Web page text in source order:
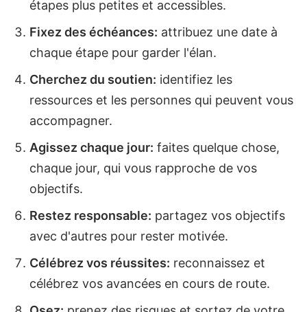
étapes plus petites et accessibles.
Fixez des échéances: attribuez une date à
chaque étape pour garder l'élan.
Cherchez du soutien: identifiez les
ressources et les personnes qui peuvent vous
accompagner.
Agissez chaque jour: faites quelque chose,
chaque jour, qui vous rapproche de vos
objectifs.
Restez responsable: partagez vos objectifs
avec d'autres pour rester motivée.
Célébrez vos réussites: reconnaissez et
célébrez vos avancées en cours de route.